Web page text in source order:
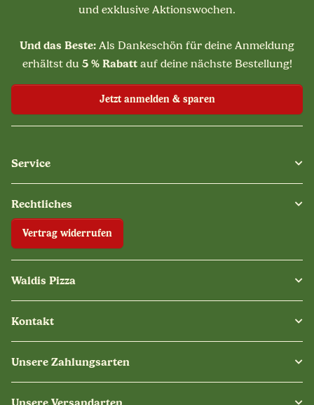
und exklusive Aktionswochen.
Und das Beste: Als Dankeschön für deine Anmeldung
erhältst du 5 % Rabattauf deine nächste Bestellung!
Jetzt anmelden & sparen
Service
Rechtliches
Vertrag widerrufen
Waldis Pizza
Kontakt
Unsere Zahlungsarten